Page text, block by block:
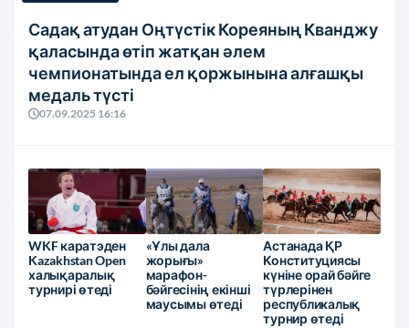
Садақ атудан Оңтүстік Кореяның Кванджу
қаласында өтіп жатқан әлем
чемпионатында ел қоржынына алғашқы
медаль түсті
07.09.2025 16:16
WKF каратэден
Kazakhstan Open
халықаралық
турнирі өтеді
«Ұлы дала
жорығы»
марафон-
бәйгесінің екінші
маусымы өтеді
Астанада ҚР
Конституциясы
күніне орай бәйге
түрлерінен
республикалық
турнир өтеді